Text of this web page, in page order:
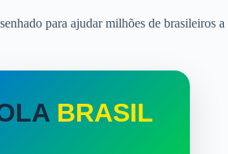
para ajudar milhões de brasileiros
BRASIL